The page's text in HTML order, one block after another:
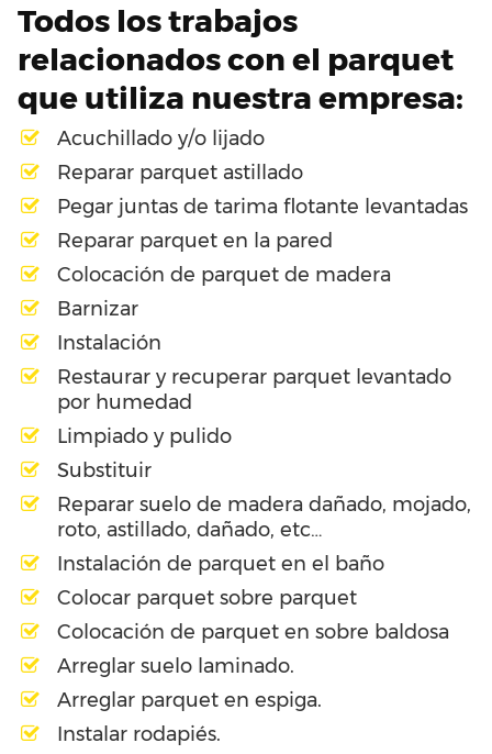
Todos los trabajos
relacionados con el parquet
que utiliza nuestra empresa:
Acuchillado y/o lijado
Reparar parquet astillado
Pegar juntas de tarima flotante levantadas
Reparar parquet en la pared
Colocación de parquet de madera
Barnizar
Instalación
Restaurar y recuperar parquet levantado
por humedad
Limpiado y pulido
Substituir
Reparar suelo de madera dañado, mojado,
roto, astillado, dañado, etc…
Instalación de parquet en el baño
Colocar parquet sobre parquet
Colocación de parquet en sobre baldosa
Arreglar suelo laminado.
Arreglar parquet en espiga.
Instalar rodapiés.